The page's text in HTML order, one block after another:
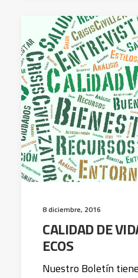
8 diciembre, 2016
CALIDAD DE
ECOS
Nuestro Boletín